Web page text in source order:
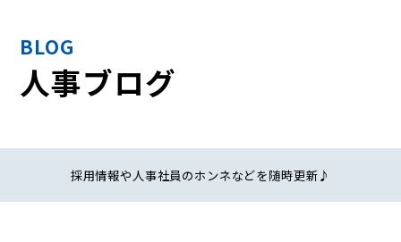
BLOG
人事ブログ
採用情報や人事社員のホンネなどを随時更新♪